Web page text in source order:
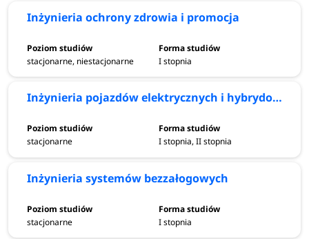
Inżynieria ochrony zdrowia i promocja
stacjonarne, niestacjonarne I stopnia
Inżynieria pojazdów elektrycznych i hybrydowych
stacjonarne I stopnia, II stopnia
Inżynieria systemów bezzałogowych
stacjonarne I stopnia